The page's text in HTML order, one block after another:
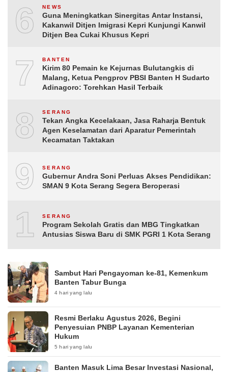
6 NEWS
Guna Meningkatkan Sinergitas Antar Instansi,
Kakanwil Ditjen Imigrasi Kepri Kunjungi Kanwil
Ditjen Bea Cukai Khusus Kepri
7 BANTEN
Kirim 80 Pemain ke Kejurnas Bulutangkis di
Malang, Ketua Pengprov PBSI Banten H Sudarto
Adinagoro: Torehkan Hasil Terbaik
8 SERANG
Tekan Angka Kecelakaan, Jasa Raharja Bentuk
Agen Keselamatan dari Aparatur Pemerintah
Kecamatan Taktakan
9 SERANG
Gubernur Andra Soni Perluas Akses Pendidikan:
SMAN 9 Kota Serang Segera Beroperasi
10SERANG
Program Sekolah Gratis dan MBG Tingkatkan
Antusias Siswa Baru di SMK PGRI 1 Kota Serang
Sambut Hari Pengayoman ke-81, Kemenkum
Banten Tabur Bunga
4 hari yang lalu
Resmi Berlaku Agustus 2026, Begini
Penyesuian PNBP Layanan Kementerian
Hukum
5 hari yang lalu
Banten Masuk Lima Besar Investasi Nasional,